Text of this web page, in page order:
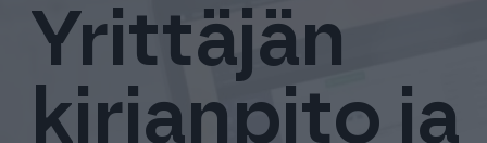
Yrittäjän
kirjanpito ja